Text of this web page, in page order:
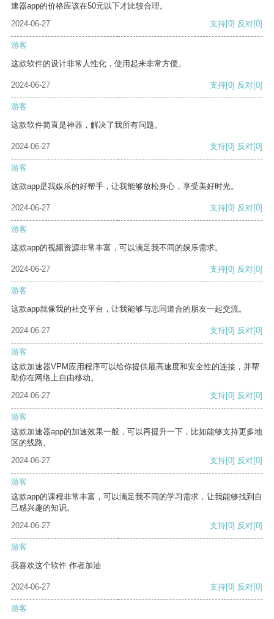
速器app的价格应该在50元以下才比较合理。
2024-06-27
支持[0] 反对[0]
游客
这款软件的设计非常人性化，使用起来非常方便。
2024-06-27 支持[0] 反对[0]
游客
这款软件简直是神器，解决了我所有问题。
2024-06-27 支持[0] 反对[0]
游客
这款app是我娱乐的好帮手，让我能够放松身心，享受美好时光。
2024-06-27 支持[0] 反对[0]
游客
这款app的视频资源非常丰富，可以满足我不同的娱乐需求。
2024-06-27 支持[0] 反对[0]
游客
这款app就像我的社交平台，让我能够与志同道合的朋友一起交流。
2024-06-27 支持[0] 反对[0]
游客
这款加速器VPM应用程序可以给你提供最高速度和安全性的连接，并帮
助你在网络上自由移动。
2024-06-27
支持[0] 反对[0]
游客
这款加速器app的加速效果一般，可以再提升一下，比如能够支持更多地
区的线路。
2024-06-27
支持[0] 反对[0]
游客
这款app的课程非常丰富，可以满足我不同的学习需求，让我能够找到自
己感兴趣的知识。
2024-06-27
支持[0] 反对[0]
游客
我喜欢这个软件 作者加油
2024-06-27 支持[0] 反对[0]
游客